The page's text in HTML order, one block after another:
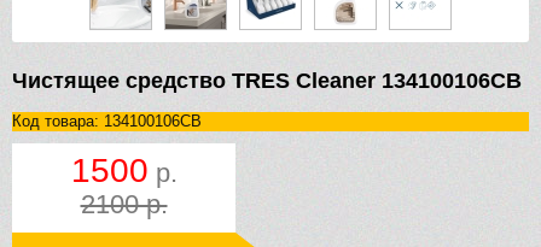
Чистящее средство TRES Cleaner 134100106CB
Код товара: 134100106CB
1500 р.
2100 р.